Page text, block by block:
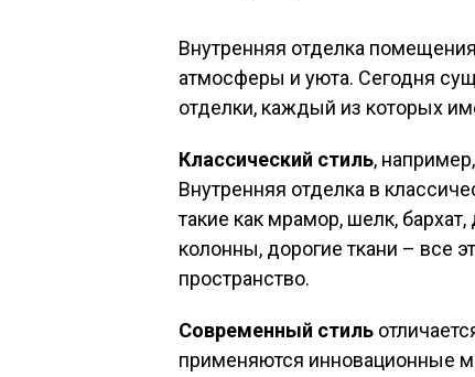
Внутренняя отделка
атмосферы и уюта. Сегодня
отделки, каждый из которых
Классический стиль,
Внутренняя отделка в
такие как мрамор, шелк,
колонны, дорогие ткани – все
пространство.
Современный стиль
применяются инновационные